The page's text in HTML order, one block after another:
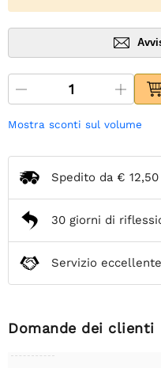
Mostra sconti sul volume
Spedito da € 12,50
30 giorni di
Servizio eccellente
Domande dei clienti